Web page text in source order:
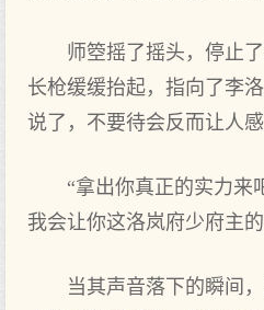
师箜摇了摇头，停止
长枪缓缓抬起，指向了李
说了，不要待会反而让人
“拿出你真正的实力来
我会让你这洛岚府少府主
当其声音落下的瞬间